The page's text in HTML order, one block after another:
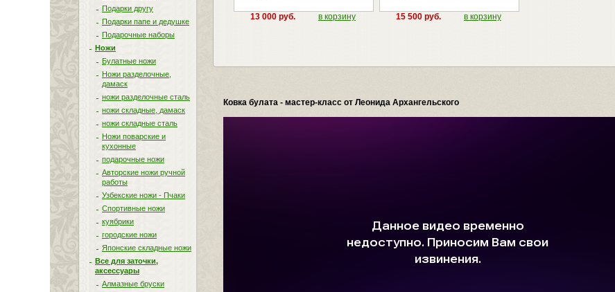
Подарки другу
Подарки папе и дедушке
Подарочные наборы
Ножи
Булатные ножи
Ножи разделочные,
дамаск
ножи разделочные сталь
ножи складные, дамаск
ножи складные сталь
Ножи поварские и
кухонные
подарочные ножи
Авторские ножи ручной
работы
Узбекские ножи - Пчаки
Спортивные ножи
куябрики
городские ножи
Японские складные ножи
Все для заточки,
аксессуары
Алмазные бруски
13 000 руб. в корзину 15 500 руб. в корзину
Ковка булата - мастер-класс от Леонида Архангельского